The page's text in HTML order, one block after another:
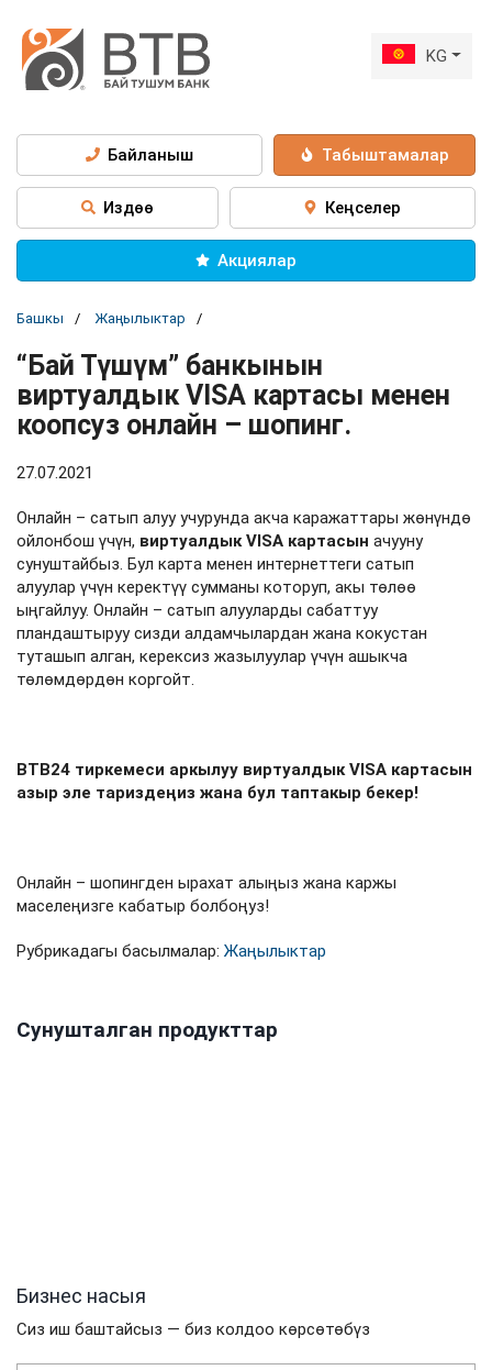
KG
Байланыш Табыштамалар
Издөө Кеңселер
Акциялар
Башкы Жаңылыктар
“Бай Түшүм” банкынын
виртуалдык VISA картасы менен
коопсуз онлайн – шопинг.
27.07.2021
Онлайн – сатып алуу учурунда акча каражаттары жөнүндө
ойлонбош үчүн, виртуалдык VISA картасын ачууну
сунуштайбыз. Бул карта менен интернеттеги сатып
алуулар үчүн керектүү сумманы которуп, акы төлөө
ыңгайлуу. Онлайн – сатып алууларды сабаттуу
пландаштыруу сизди алдамчылардан жана кокустан
туташып алган, керексиз жазылуулар үчүн ашыкча
төлөмдөрдөн коргойт.⁣⁣⠀
BTB24 тиркемеси аркылуу виртуалдык VISA картасын
азыр эле тариздеңиз жана бул таптакыр бекер!⁣⁣⠀
Онлайн – шопингден ырахат алыңыз жана каржы
маселеңизге кабатыр болбоңуз!
Рубрикадагы басылмалар: Жаңылыктар
Сунушталган продукттар
Бизнес насыя
Сиз иш баштайсыз — биз колдоо көрсөтөбүз